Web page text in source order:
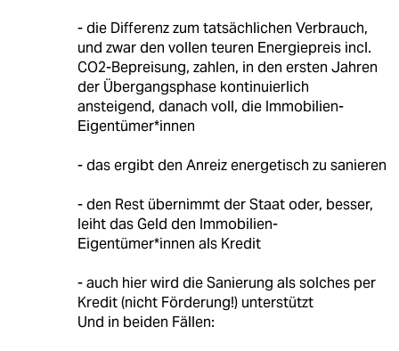
- die Differenz zum tatsächlichen Verbrauch,
und zwar den vollen teuren Energiepreis incl.
CO2-Bepreisung, zahlen, in den ersten Jahren
der Übergangsphase kontinuierlich
ansteigend, danach voll, die Immobilien-
Eigentümer*innen
- das ergibt den Anreiz energetisch zu sanieren
- den Rest übernimmt der Staat oder, besser,
leiht das Geld den Immobilien-
Eigentümer*innen als Kredit
- auch hier wird die Sanierung als solches per
Kredit (nicht Förderung!) unterstützt
Und in beiden Fällen: